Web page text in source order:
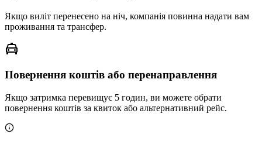
Якщо виліт перенесено на ніч, компанія повинна надати вам
проживання та трансфер.
Повернення коштів або перенаправлення
Якщо затримка перевищує 5 годин, ви можете обрати
повернення коштів за квиток або альтернативний рейс.